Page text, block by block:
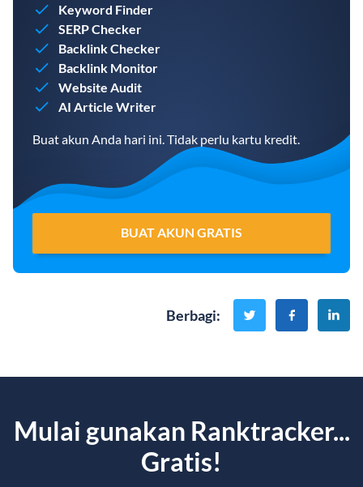
Keyword Finder
SERP Checker
Backlink Checker
Backlink Monitor
Website Audit
AI Article Writer
Buat akun Anda hari ini. Tidak perlu kartu kredit.
BUAT AKUN GRATIS
Berbagi:
Mulai gunakan Ranktracker...
Gratis!